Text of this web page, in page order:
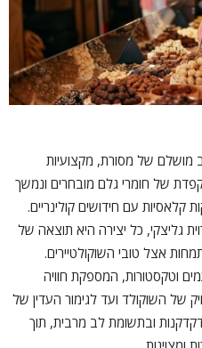
מושלם של מסורת, מקצועיות
של חומרי גלם מובחרים ונמשך
קלאסיות עם חידושים קולינריים.
גליצקי, כל יצירה היא תוצאה של
אצל טובי השוקולטיירים.
וטקסטורות, המספקת חוויה
של השוקולד ועד לגימור העדין של
ובתשומת לב מרבית, תוך